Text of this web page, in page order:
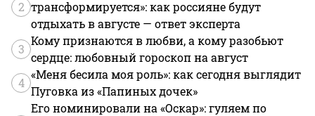
2 трансформируется»: как россияне будут
отдыхать в августе — ответ эксперта
3
Кому признаются в любви, а кому разобьют
сердце: любовный гороскоп на август
4
«Меня бесила моя роль»: как сегодня выглядит
Пуговка из «Папиных дочек»
Его номинировали на «Оскар»: гуляем по